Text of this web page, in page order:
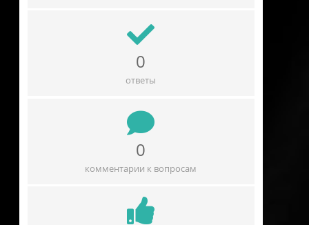
0
ответы
0
комментарии к вопросам